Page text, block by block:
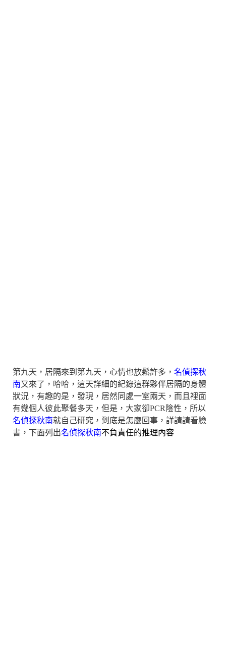
第九天，居隔來到第九天，心情也放鬆許多， 名偵探秋
南又來了，哈哈，這天詳細的紀錄這群夥伴居隔的身體
狀況，有趣的是，發現，居然同處一室兩天，而且裡面
有幾個人彼此聚餐多天，但是，大家卻PCR陰性，所以
名偵探秋南就自己研究，到底是怎麼回事，詳請請看臉
書，下面列出名偵探秋南不負責任的推理內容